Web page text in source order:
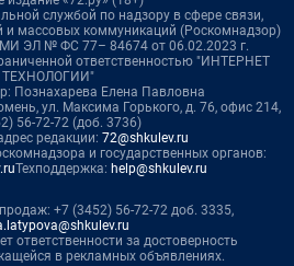
службой по надзору в сфере связи,
и массовых коммуникаций (Роскомнадзор)
ЭЛ № ФС 77– 84674 от 06.02.2023 г.
ответственностью "ИНТЕРНЕТ
ТЕХНОЛОГИИ"
Познахарева Елена Павловна
ул. Максима Горького, д. 76, офис 214,
56-72-72 (доб. 3736)
редакции: 72@shkulev.ru
и государственных органов:
Техподдержка: help@shkulev.ru
+7 (3452) 56-72-72 доб. 3335,
ответственности за достоверность
в рекламных объявлениях.